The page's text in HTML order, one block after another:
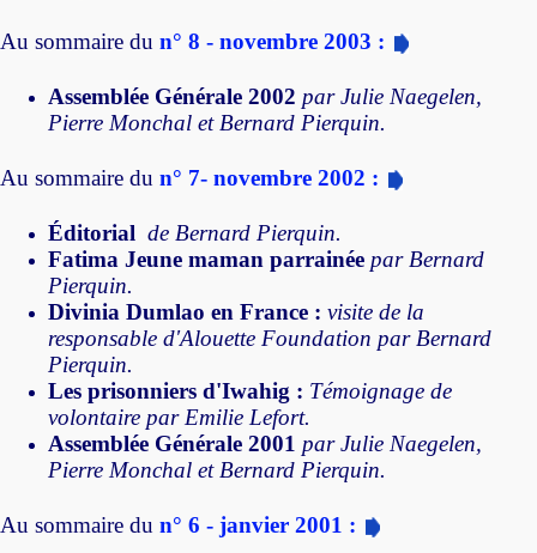
Au sommaire du n° 8 - novembre 2003 :
Assemblée Générale 2002 par Julie Naegelen,
Pierre Monchal et Bernard Pierquin.
Au sommaire du n° 7- novembre 2002 :
Éditorial de Bernard Pierquin.
Fatima Jeune maman parrainée par Bernard
Pierquin.
Divinia Dumlao en France : visite de la
responsable d'Alouette Foundation par Bernard
Pierquin.
Les prisonniers d'Iwahig : Témoignage de
volontaire par Emilie Lefort.
Assemblée Générale 2001 par Julie Naegelen,
Pierre Monchal et Bernard Pierquin.
Au sommaire du n° 6 - janvier 2001 :